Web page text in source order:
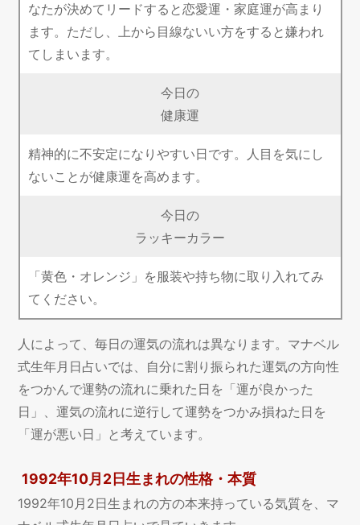
なたが決めてリードすると恋愛運・家庭運が高まり
ます。ただし、上から目線ないい方をすると嫌われ
てしまいます。
今日の
健康運
精神的に不安定になりやすい日です。人目を気にし
ないことが健康運を高めます。
今日の
ラッキーカラー
「黄色・オレンジ」を服装や持ち物に取り入れてみ
てください。
人によって、毎日の運気の流れは異なります。マナベル
式生年月日占いでは、自分に割り振られた運気の方向性
をつかんで運勢の流れに乗れた日を「運が良かった
日」、運気の流れに逆行して運勢をつかみ損ねた日を
「運が悪い日」と考えています。
1992年10月2日生まれの性格・本質
1992年10月2日生まれの方の本来持っている気質を、マ